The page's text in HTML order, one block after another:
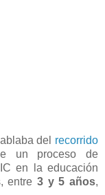
del recorrido
un proceso de
en la educación
entre 3 y 5 años,